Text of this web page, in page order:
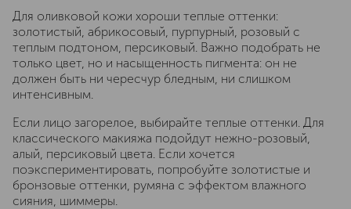
Для оливковой кожи хороши теплые оттенки:
золотистый, абрикосовый, пурпурный, розовый с
теплым подтоном, персиковый. Важно подобрать не
только цвет, но и насыщенность пигмента: он не
должен быть ни чересчур бледным, ни слишком
интенсивным.
Если лицо загорелое, выбирайте теплые оттенки. Для
классического макияжа подойдут нежно-розовый,
алый, персиковый цвета. Если хочется
поэкспериментировать, попробуйте золотистые и
бронзовые оттенки, румяна с эффектом влажного
сияния, шиммеры.